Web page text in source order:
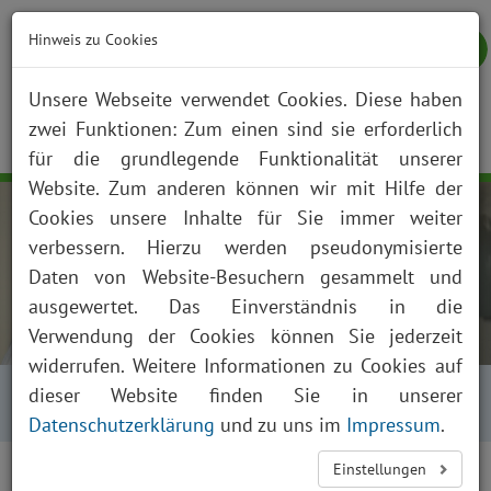
NOTFALL KONTAKT ANFAHRT JOBS SUCHE
Startseite Über uns
Aktuelles
Presse und News
Aktuelles Detailansicht
Hinweis zu Cookies
Unsere Webseite verwendet Cookies. Diese haben
zwei Funktionen: Zum einen sind sie erforderlich
für die grundlegende Funktionalität unserer
Website. Zum anderen können wir mit Hilfe der
Cookies unsere Inhalte für Sie immer weiter
verbessern. Hierzu werden pseudonymisierte
Daten von Website-Besuchern gesammelt und
ausgewertet. Das Einverständnis in die
Verwendung der Cookies können Sie jederzeit
widerrufen. Weitere Informationen zu Cookies auf
dieser Website finden Sie in unserer
Datenschutzerklärung und zu uns im Impressum.
Einstellungen